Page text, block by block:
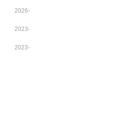
06-26
2026-
04-08
2023-
06-23
2023-